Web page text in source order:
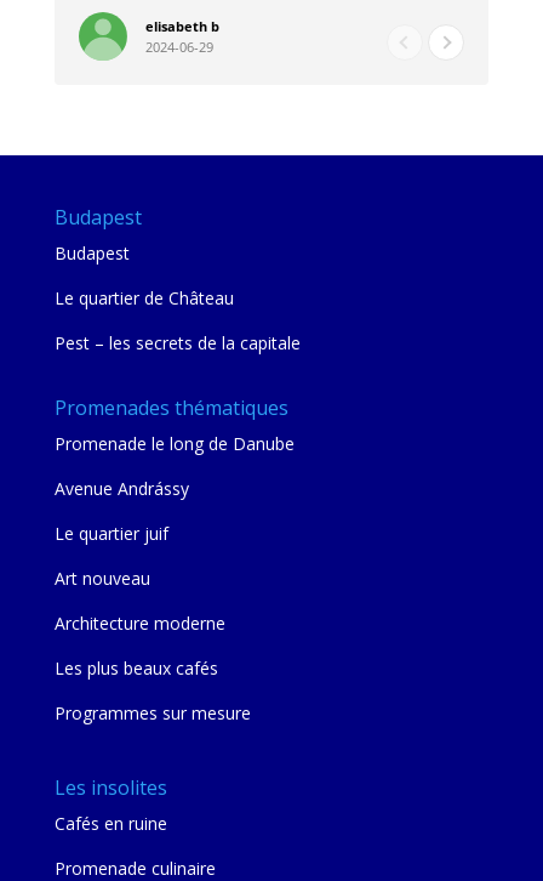
pour les restaurants . A la fin de notre séjour
nous étions plus avec une amie qu' une guide
elisabeth b
2024-06-29
Budapest
Budapest
Le quartier de Château
Pest – les secrets de la capitale
Promenades thématiques
Promenade le long de Danube
Avenue Andrássy
Le quartier juif
Art nouveau
Architecture moderne
Les plus beaux cafés
Programmes sur mesure
Les insolites
Cafés en ruine
Promenade culinaire